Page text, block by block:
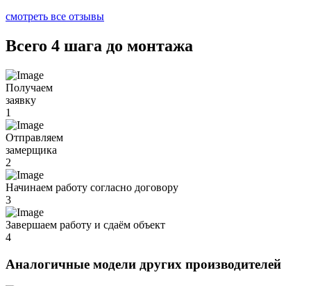
смотреть все отзывы
Всего 4 шага до монтажа
Получаем
заявку
1
Отправляем
замерщика
2
Начинаем работу согласно договору
3
Завершаем работу и сдаём объект
4
Аналогичные модели других производителей